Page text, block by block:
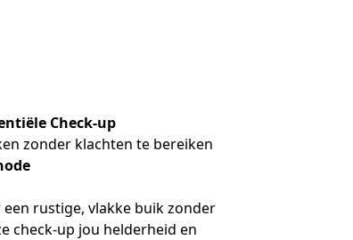
Check-up
zonder klachten te bereiken
rustige, vlakke buik zonder
check-up jou helderheid en